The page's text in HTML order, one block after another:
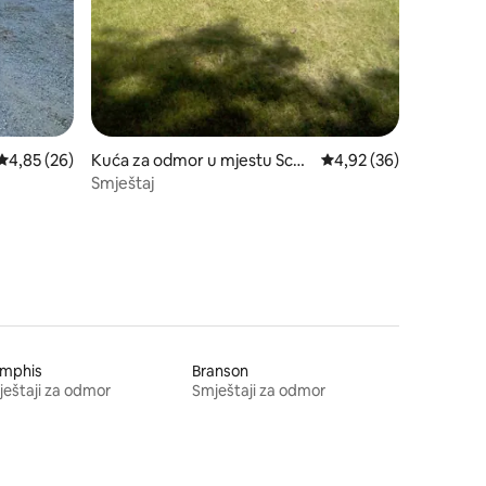
ocjena: 4,85 od 5, recenzija: 26
4,85 (26)
Kuća za odmor u mjestu Scob
ey
Prosječna ocjena:
4,92 (36)
Smještaj
za odmor
Branson
Smještaji za odmor